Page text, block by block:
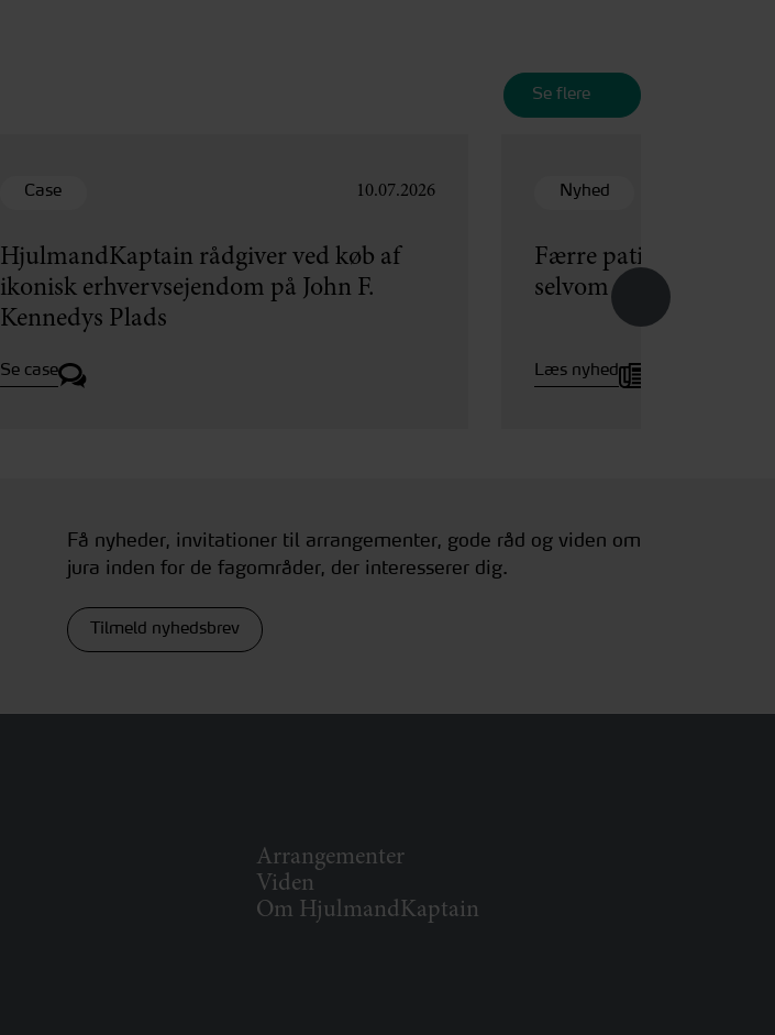
Se flere
Case 10.07.2026
HjulmandKaptain rådgiver ved køb af
ikonisk erhvervsejendom på John F.
Kennedys Plads
Se case
Nyhed
Færre patienter får
selvom flere søger
Læs nyhed
Få nyheder, invitationer til arrangementer, gode råd og viden om
jura inden for de fagområder, der interesserer dig.
Tilmeld nyhedsbrev
Arrangementer
Viden
Om HjulmandKaptain